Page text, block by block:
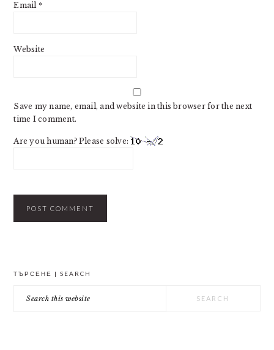
Email *
Website
Save my name, email, and website in this browser for the next
time I comment.
Are you human? Please solve:
ТЪРСЕНЕ | SEARCH
this